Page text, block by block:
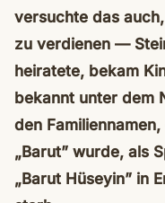
versuchte das
zu verdienen —
heiratete, bekam
bekannt unter dem
den
„Barut” wurde, als
„Barut Hüseyin” in